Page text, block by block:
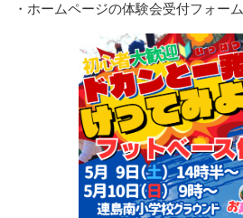
・ホームページの体験会受付フォーム